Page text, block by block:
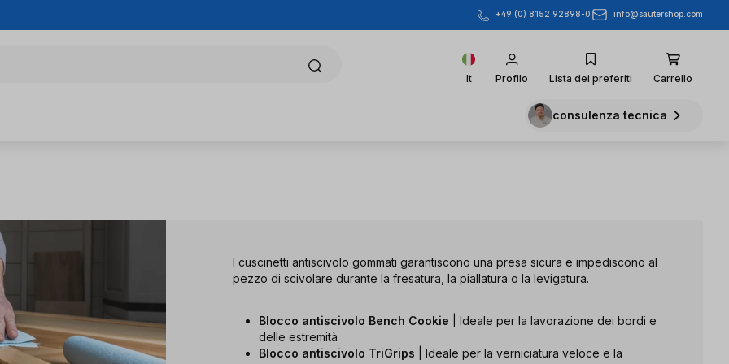
+49 (0) 8152 92898-0 info@sautershop.com
It Profilo Lista dei preferiti Carrello
consulenza tecnica
I cuscinetti antiscivolo gommati garantiscono una presa sicura e impediscono al
pezzo di scivolare durante la fresatura, la piallatura o la levigatura.
Blocco antiscivolo Bench Cookie
| Ideale per la lavorazione dei bordi e
delle estremità
Blocco antiscivolo TriGrips
| Ideale per la verniciatura veloce e la